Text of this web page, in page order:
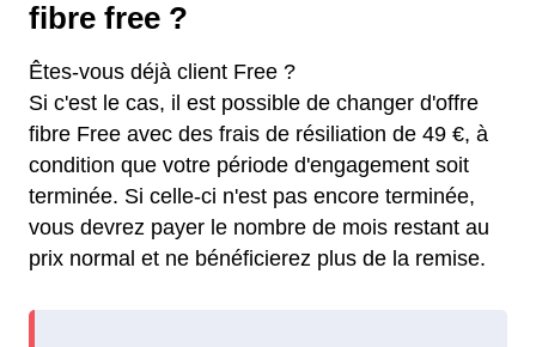
fibre free ?
Êtes-vous déjà client Free ?
Si c'est le cas, il est possible de changer d'offre
fibre Free avec des frais de résiliation de 49 €, à
condition que votre période d'engagement soit
terminée. Si celle-ci n'est pas encore terminée,
vous devrez payer le nombre de mois restant au
prix normal et ne bénéficierez plus de la remise.